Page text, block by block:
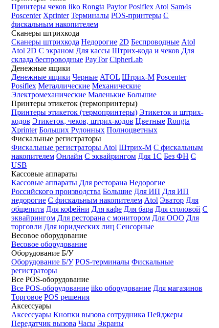
Принтеры чеков iiko Rongta Paytor Posiflex Atol Sam4s
Poscenter Xprinter Терминалы POS-принтеры С
фискальным накопителем
Сканеры штрихкода
Сканеры штрихкода Недорогие 2D Беспроводные Atol
Atol 2D С экраном Для кассы Штрих-кода и чеков Для
склада беспроводные PayTor CipherLab
Денежные ящики
Денежные ящики Черные ATOL Штрих-М Poscenter
Posiflex Металлические Механические
Электромеханические Маленькие Большие
Принтеры этикеток (термопринтеры)
Принтеры этикеток (термопринтеры) Этикеток и штрих-
кодов Этикеток, чеков, штрих-кодов Цветные Rongta
Xprinter Больших Рулонных Полноцветных
Фискальные регистраторы
Фискальные регистраторы Atol Штрих-М С фискальным
накопителем Онлайн С эквайрингом Для 1С Без ФН С
USB
Кассовые аппараты
Кассовые аппараты Для ресторана Недорогие
Российского производства Большие Для ИП Для ИП
недорогие С фискальным накопителем Atol Эватор Для
общепита Для кофейни Для кафе Для бара Для столовой С
эквайрингом Для ресторана с монитором Для ООО Для
торговли Для юридческих лиц Сенсорные
Весовое оборудование
Весовое оборудование
Оборудование Б/У
Оборудование Б/У POS-терминалы Фискальные
регистраторы
Все POS-оборудование
Все POS-оборудование iiko оборудование Для магазинов
Торговое POS решения
Аксессуары
Аксессуары Кнопки вызова сотрудника Пейджеры
Передатчик вызова Часы Экраны